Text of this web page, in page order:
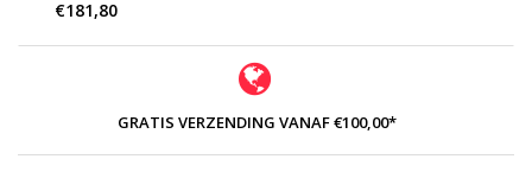
€181,80
GRATIS VERZENDING VANAF €100,00*